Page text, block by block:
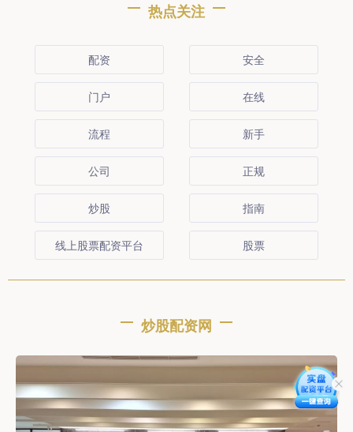
热点关注
配资 安全
门户 在线
流程 新手
公司 正规
炒股 指南
线上股票配资平台 股票
炒股配资网